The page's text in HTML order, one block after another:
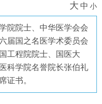
大 中 小
院院士、中华医学会会
届国之名医学术委员会
工程院院士、国医大
科学院名誉院长张伯礼
证书。